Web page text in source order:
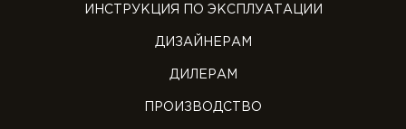
ИНСТРУКЦИЯ ПО ЭКСПЛУАТАЦИИ
ДИЗАЙНЕРАМ
ДИЛЕРАМ
ПРОИЗВОДСТВО